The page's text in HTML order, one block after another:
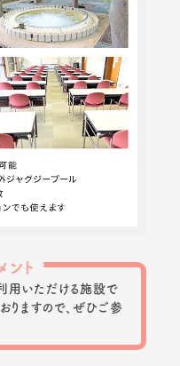
ント
用いただける施設で
りますので、ぜひご参